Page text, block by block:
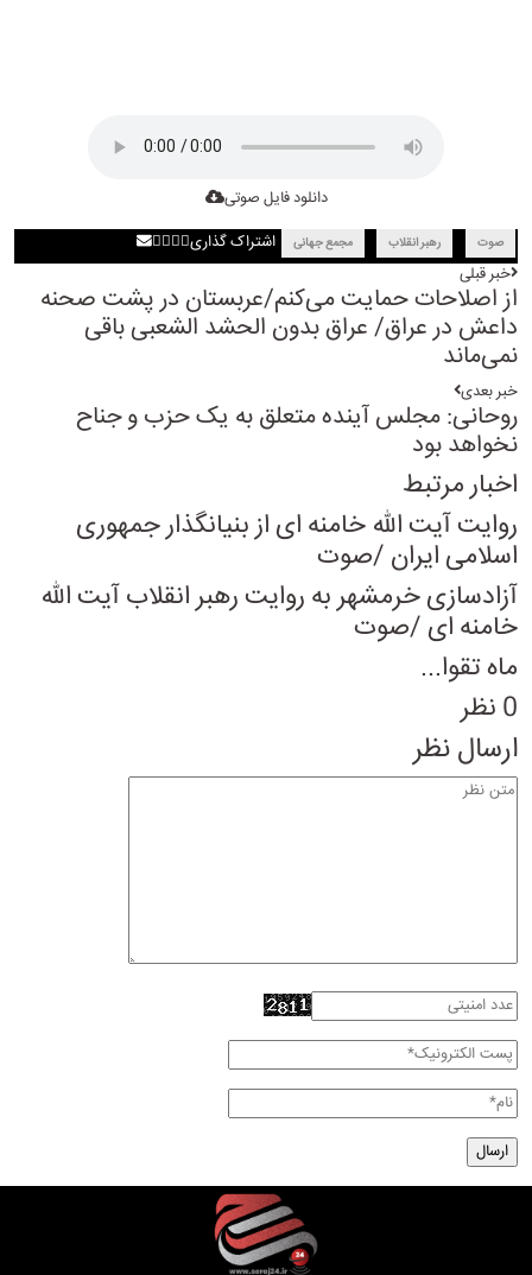
دانلود فایل صوتی
صوت رهبر انقلاب مجمع جهانی
اشتراک گذاری
خبر قبلی
از اصلاحات حمایت می‌کنم/عربستان در پشت صحنه
داعش در عراق/ عراق بدون الحشد الشعبی باقی
نمی‌ماند
خبر بعدی
روحانی: مجلس آینده متعلق به یک حزب و جناح
نخواهد بود
اخبار مرتبط
روایت آیت الله خامنه ای از بنیانگذار جمهوری
اسلامی ایران /صوت
آزادسازی خرمشهر به روایت رهبر انقلاب آیت الله
خامنه ای /صوت
ماه تقوا...
0 نظر
ارسال نظر